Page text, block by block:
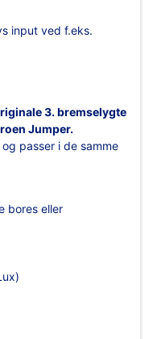
input ved f.eks.
3. bremselygte
Jumper.
passer i de samme
bores eller